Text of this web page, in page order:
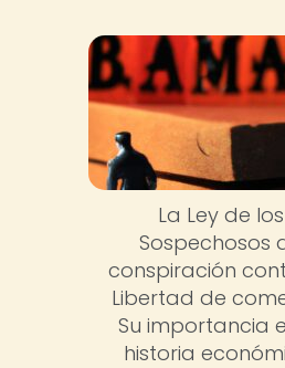
La Ley de los
Sospechosos
conspiración
Libertad de
Su importancia
historia